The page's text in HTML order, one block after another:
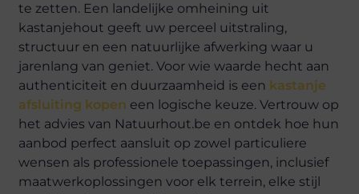
te zetten. Een landelijke omheining uit
kastanjehout geeft uw perceel uitstraling,
structuur en een natuurlijke afwerking waar u
jarenlang van geniet. Voor wie waarde hecht aan
authenticiteit en duurzaamheid is een kastanje
afsluiting kopen een logische keuze. Vertrouw op
het advies van Natuurhout.be en ontdek hoe hun
aanbod perfect aansluit op zowel particuliere
wensen als professionele toepassingen, inclusief
maatwerkoplossingen voor elk terrein, elke stijl